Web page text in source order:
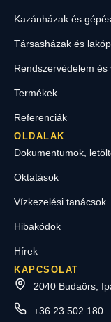
Kazánházak és
Társasházak és
Rendszervédelem és
Termékek
Referenciák
OLDALAK
Dokumentumok,
Oktatások
Vízkezelési tanácsok
Hibakódok
Hírek
KAPCSOLAT
2040 Budaörs,
+36 23 502 180